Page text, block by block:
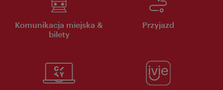
Komunikacja miejska &
bilety
Przyjazd